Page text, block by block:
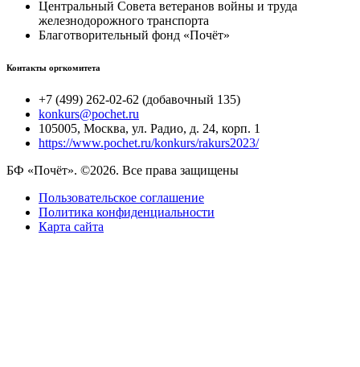
Центральный Совета ветеранов войны и труда
железнодорожного транспорта
Благотворительный фонд «Почёт»
Контакты оргкомитета
+7 (499) 262-02-62 (добавочный 135)
konkurs@pochet.ru
105005, Москва, ул. Радио, д. 24, корп. 1
https://www.pochet.ru/konkurs/rakurs2023/
БФ «Почёт». ©2026. Все права защищены
Пользовательское соглашение
Политика конфиденциальности
Карта сайта